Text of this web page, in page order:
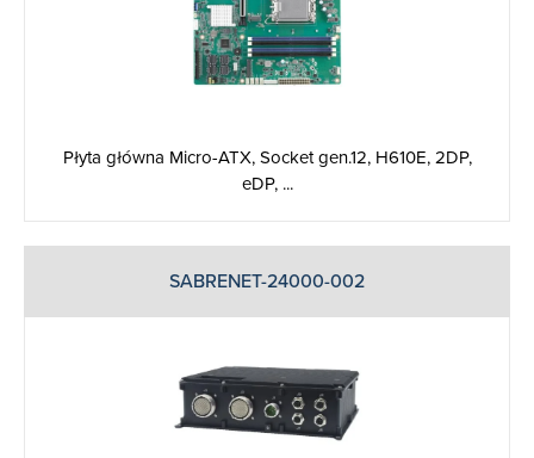
Płyta główna Micro-ATX, Socket gen.12, H610E, 2DP,
eDP, ...
SABRENET-24000-002